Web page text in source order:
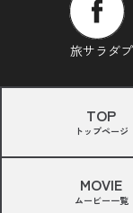
旅サラダ
TOP
トップページ
MOVIE
ムービー一覧